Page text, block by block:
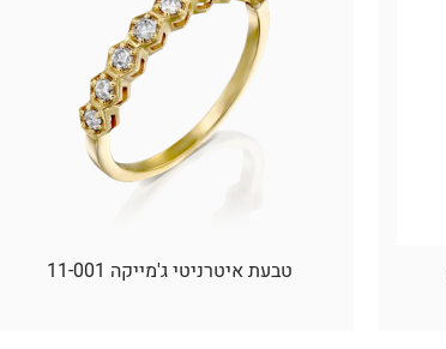
טבעת איטרניטי ג'מייקה 11-001